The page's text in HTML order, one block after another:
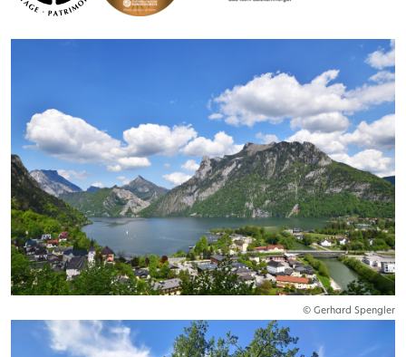
© Gerhard Spengler